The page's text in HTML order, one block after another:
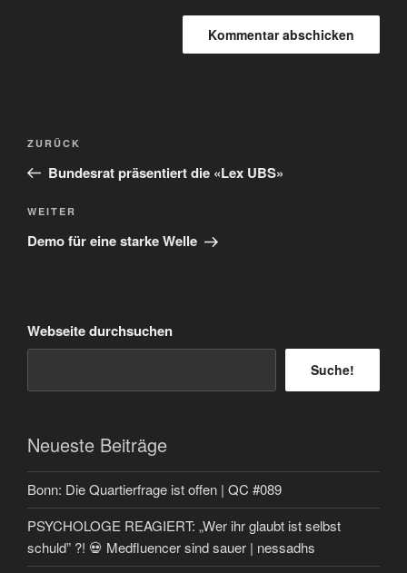
Beitragsnavigation
Vorheriger
Beitrag
ZURÜCK
Bundesrat präsentiert die «Lex UBS»
Nächster
Beitrag
WEITER
Demo für eine starke Welle
Webseite durchsuchen
Suche!
Neueste Beiträge
Bonn: Die Quartierfrage ist offen | QC #089
PSYCHOLOGE REAGIERT: „Wer ihr glaubt ist selbst
schuld” ?! 💀 Medfluencer sind sauer | nessadhs